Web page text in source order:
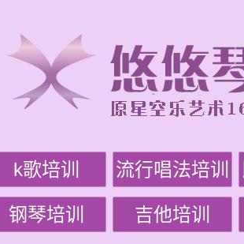
k歌培训 流行唱法培训
钢琴培训 吉他培训